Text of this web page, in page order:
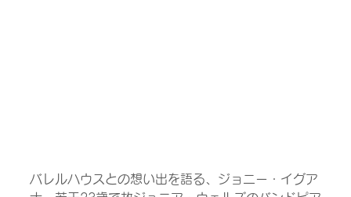
バレルハウスとの想い出を語る、ジョニー・イグア